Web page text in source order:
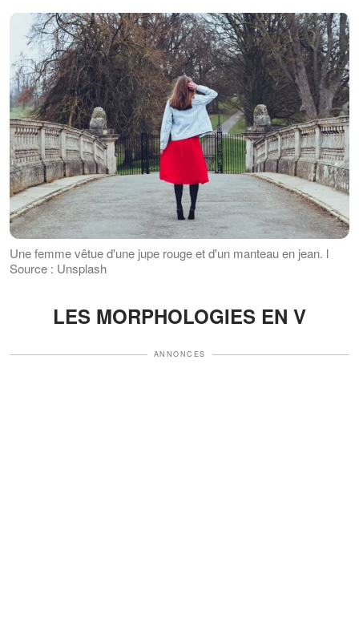
Une femme vêtue d'une jupe rouge et d'un manteau en jean. l
Source : Unsplash
LES MORPHOLOGIES EN V
ANNONCES